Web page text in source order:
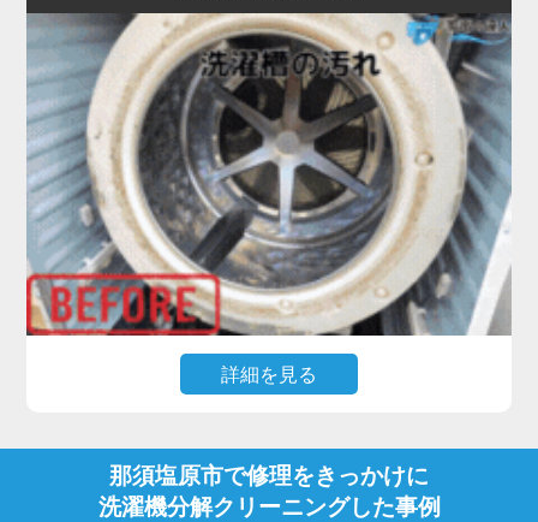
購入から数年で見えない場所がカビだらけになって
いるケースが珍しくありません。
市販のクリーナーによる「つけ置き」だけでは落と
しきれない頑固な汚れには、プロによる洗濯機分解
クリーニングが最も効果的です。
私たち「家電の達人」は、洗濯槽を丸ごと取り外し
て物理的に削ぎ落とす洗濯機分解クリーニングのプ
ロフェッショナルです。
那須塩原市にお住まいのお客様からも、「新品みた
いにピカピカになった」「嫌なニオイが消えて柔軟
剤の香りが戻った」と多くの喜びの声をいただいて
詳細を見る
「乾燥時間が長くなった」「乾かない・生乾きにな
る」「乾燥中にエラーで止まる」といったトラブル
那須塩原市で修理をきっかけに
洗濯機分解クリーニングした事例